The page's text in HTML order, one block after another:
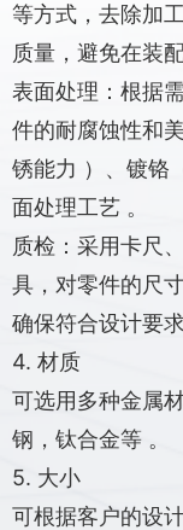
等方式，去除加
质量，避免在装
表面处理：根据
件的耐腐蚀性和
锈能力 ）、镀铬
面处理工艺 。
质检：采用卡尺
具，对零件的尺
确保符合设计要求
4. 材质
可选用多种金属
钢，钛合金等 。
5. 大小
可根据客户的设